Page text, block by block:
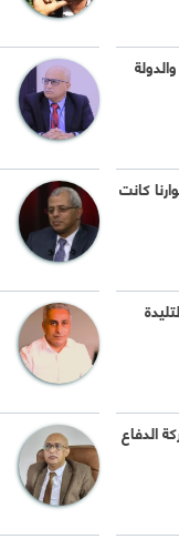
كانت
الدفاع